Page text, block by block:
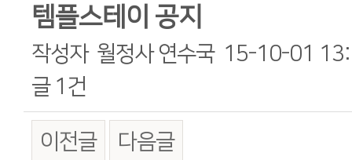
템플스테이 공지
작성자 월정사 연수국 15-10-01
글 1건
이전글 다음글